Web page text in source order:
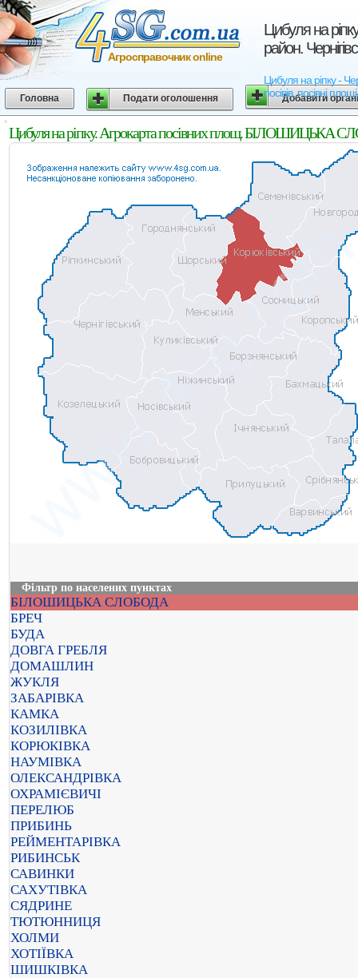
Цибуля на
район.
Цибуля на ріпку -
посівів, посівні
Агросправочник online
Головна Подати оголошення Добавити
Цибуля на ріпку. Агрокарта посівних площ. БІЛОШИЦЬКА
Фільтр по населених пунктах
БІЛОШИЦЬКА СЛОБОДА
БРЕЧ
БУДА
ДОВГА ГРЕБЛЯ
ДОМАШЛИН
ЖУКЛЯ
ЗАБАРІВКА
КАМКА
КОЗИЛІВКА
КОРЮКІВКА
НАУМІВКА
ОЛЕКСАНДРІВКА
ОХРАМІЄВИЧІ
ПЕРЕЛЮБ
ПРИБИНЬ
РЕЙМЕНТАРІВКА
РИБИНСЬК
САВИНКИ
САХУТІВКА
СЯДРИНЕ
ТЮТЮННИЦЯ
ХОЛМИ
ХОТІЇВКА
ШИШКІВКА